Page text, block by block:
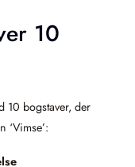
10
10 bogstaver, der
‘Vimse’: